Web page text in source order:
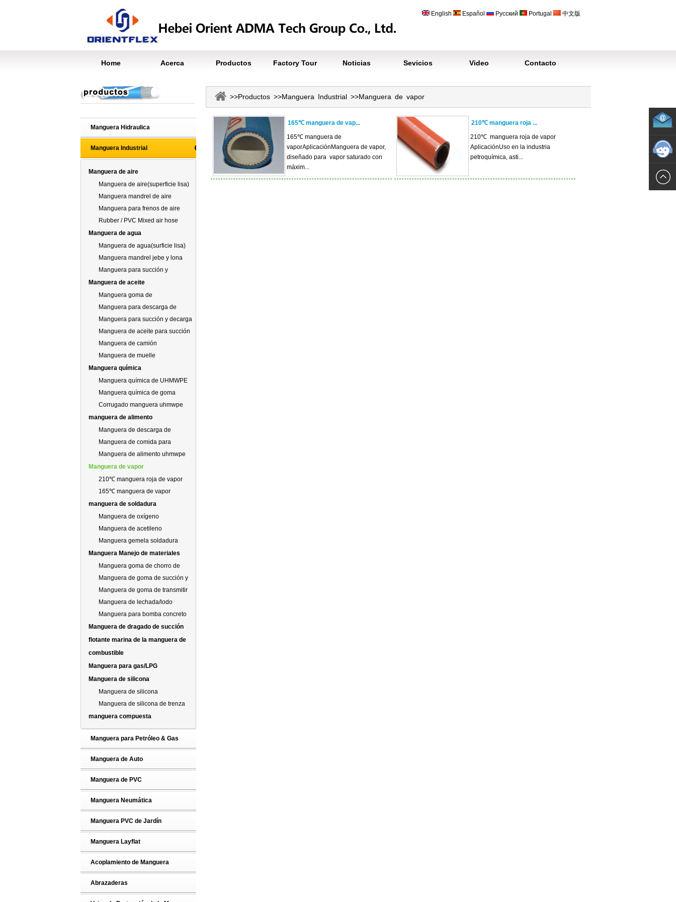
English Español Русский Portugal 中文版
Home Acerca Productos Factory Tour Noticias Sevicios Video Contacto
Manguera Hidraulica
Manguera Industrial
Manguera de aire
Manguera de aire(superficie lisa)
Manguera mandrel de aire
Manguera para frenos de aire
Rubber / PVC Mixed air hose
Manguera de agua
Manguera de agua(surficie lisa)
Manguera mandrel jebe y lona
para agua
Manguera para succión y
descarga de agua
Manguera de aceite
Manguera goma de
aceite(superficie lisa)
Manguera para descarga de
aceite
Manguera para succión y decarga
de agua
Manguera de aceite para succión
y descarga trabajo pesado 250psi
Manguera de camión
cisterna150psi
Manguera de muelle
Manguera química
Manguera química de UHMWPE
Manguera química de goma
Corrugado manguera uhmwpe
química química
manguera de alimento
Manguera de descarga de
alimentos
Manguera de comida para
succión y descarga
Manguera de alimento uhmwpe
Manguera de vapor
210℃ manguera roja de vapor
165℃ manguera de vapor
manguera de soldadura
Manguera de oxígeno
Manguera de acetileno
Manguera gemela soldadura
Manguera Manejo de materiales
Manguera goma de chorro de
arena
Manguera de goma de succión y
de descarga que resistente al
desgaste
Manguera de goma de transmitir
hormigón
Manguera de lechada/lodo
Manguera para bomba concreto
Manguera de dragado de succión
flotante marina de la manguera de
combustible
Manguera para gas/LPG
Manguera de silicona
Manguera de silicona
Manguera de silicona de trenza
manguera compuesta
Manguera para Petróleo & Gas
Manguera de Auto
Manguera de PVC
Manguera Neumática
Manguera PVC de Jardín
Manguera Layflat
Acoplamiento de Manguera
Abrazaderas
>>Productos>>Manguera Industrial>>Manguera de vapor
165℃ manguera de vap...
165℃ manguera de
vaporAplicaciónManguera de vapor,
diseñado para vapor saturado con
máxim...
210℃ manguera roja ...
210℃ manguera roja de vapor
AplicaciónUso en la industria
petroquímica, asti...